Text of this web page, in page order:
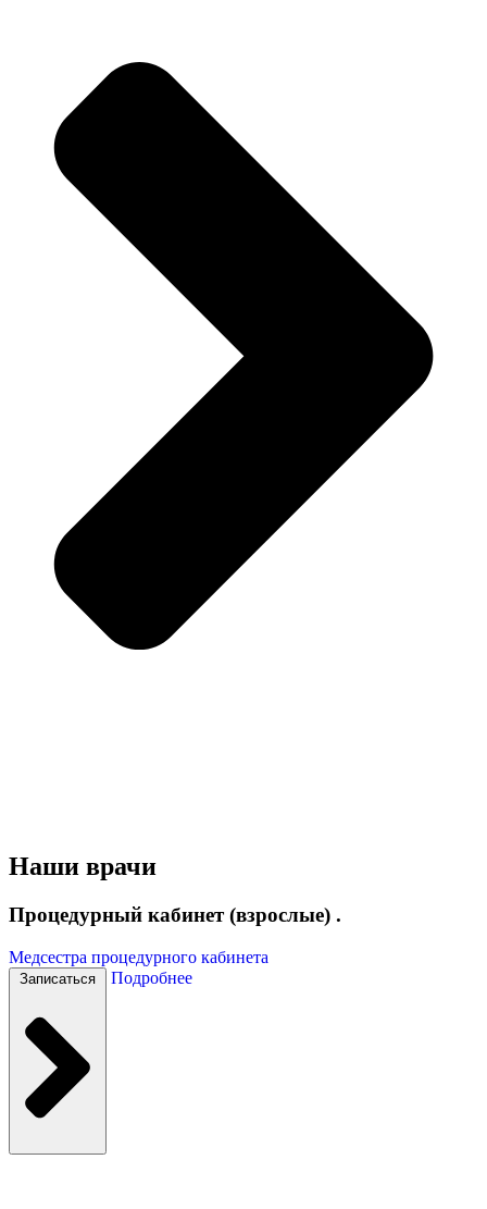
Наши врачи
Процедурный кабинет (взрослые) .
Медсестра процедурного кабинета
Записаться Подробнее